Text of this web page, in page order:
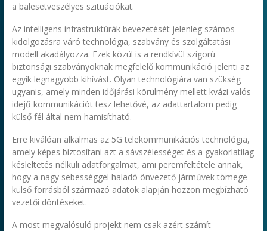
a balesetveszélyes szituációkat.
Az intelligens infrastruktúrák bevezetését jelenleg számos
kidolgozásra váró technológia, szabvány és szolgáltatási
modell akadályozza. Ezek közül is a rendkívül szigorú
biztonsági szabványoknak megfelelő kommunikáció jelenti az
egyik legnagyobb kihívást. Olyan technológiára van szükség
ugyanis, amely minden időjárási körülmény mellett kvázi valós
idejű kommunikációt tesz lehetővé, az adattartalom pedig
külső fél által nem hamisítható.
Erre kiválóan alkalmas az 5G telekommunikációs technológia,
amely képes biztosítani azt a sávszélességet és a gyakorlatilag
késleltetés nélküli adatforgalmat, ami peremfeltétele annak,
hogy a nagy sebességgel haladó önvezető járművek tömege
külső forrásból származó adatok alapján hozzon megbízható
vezetői döntéseket.
A most megvalósuló projekt nem csak azért számít